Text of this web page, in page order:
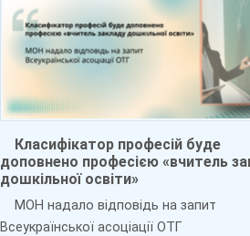
Класифікатор професій буде
доповнено професією «вчитель
дошкільної освіти»
МОН надало відповідь на запит
Всеукраїнської асоціації ОТГ